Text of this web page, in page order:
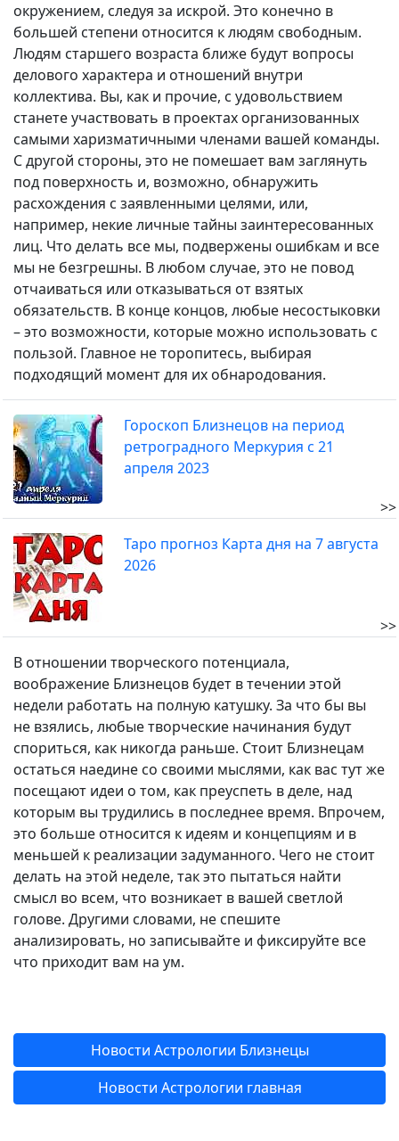
окружением, следуя за искрой. Это конечно в
большей степени относится к людям свободным.
Людям старшего возраста ближе будут вопросы
делового характера и отношений внутри
коллектива. Вы, как и прочие, с удовольствием
станете участвовать в проектах организованных
самыми харизматичными членами вашей команды.
С другой стороны, это не помешает вам заглянуть
под поверхность и, возможно, обнаружить
расхождения с заявленными целями, или,
например, некие личные тайны заинтересованных
лиц. Что делать все мы, подвержены ошибкам и все
мы не безгрешны. В любом случае, это не повод
отчаиваться или отказываться от взятых
обязательств. В конце концов, любые несостыковки
– это возможности, которые можно использовать с
пользой. Главное не торопитесь, выбирая
подходящий момент для их обнародования.
Гороскоп Близнецов на период
ретроградного Меркурия с 21
апреля 2023
>>
Таро прогноз Карта дня на 7 августа
2026
>>
В отношении творческого потенциала,
воображение Близнецов будет в течении этой
недели работать на полную катушку. За что бы вы
не взялись, любые творческие начинания будут
спориться, как никогда раньше. Стоит Близнецам
остаться наедине со своими мыслями, как вас тут же
посещают идеи о том, как преуспеть в деле, над
которым вы трудились в последнее время. Впрочем,
это больше относится к идеям и концепциям и в
меньшей к реализации задуманного. Чего не стоит
делать на этой неделе, так это пытаться найти
смысл во всем, что возникает в вашей светлой
голове. Другими словами, не спешите
анализировать, но записывайте и фиксируйте все
что приходит вам на ум.
Новости Астрологии Близнецы
Новости Астрологии главная